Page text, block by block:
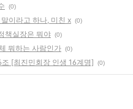
(0)
이라고 하나, 미친 x (0)
책실장은 뭐야 (0)
뭐하는 사람인가 (0)
[최진민회장 인생 16계명] (0)